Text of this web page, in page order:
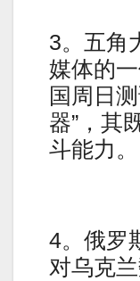
3。五角
媒体的
国周日
器”，其
斗能力。
4。俄罗
对乌克